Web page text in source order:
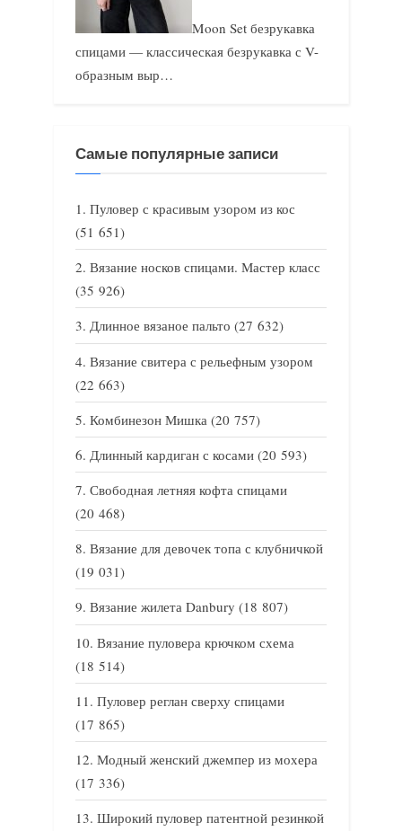
Moon Set безрукавка
спицами — классическая безрукавка с V-
образным выр…
Самые популярные записи
Пуловер с красивым узором из кос
(51 651)
Вязание носков спицами. Мастер класс
(35 926)
Длинное вязаное пальто (27 632)
Вязание свитера с рельефным узором
(22 663)
Комбинезон Мишка (20 757)
Длинный кардиган с косами (20 593)
Свободная летняя кофта спицами
(20 468)
Вязание для девочек топа с клубничкой
(19 031)
Вязание жилета Danbury (18 807)
Вязание пуловера крючком схема
(18 514)
Пуловер реглан сверху спицами
(17 865)
Модный женский джемпер из мохера
(17 336)
Широкий пуловер патентной резинкой